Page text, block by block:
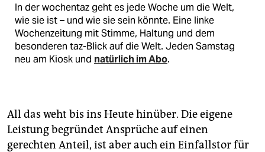
In der wochentaz geht es jede Woche um die Welt,
wie sie ist – und wie sie sein könnte. Eine linke
Wochenzeitung mit Stimme, Haltung und dem
besonderen taz-Blick auf die Welt. Jeden Samstag
neu am Kiosk und natürlich im Abo.
All das weht bis ins Heute hinüber. Die eigene
Leistung begründet Ansprüche auf einen
gerechten Anteil, ist aber auch ein Einfallstor für